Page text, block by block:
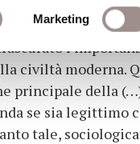
Marketing
civiltà moderna.
principale della
se sia legittimo
tale,